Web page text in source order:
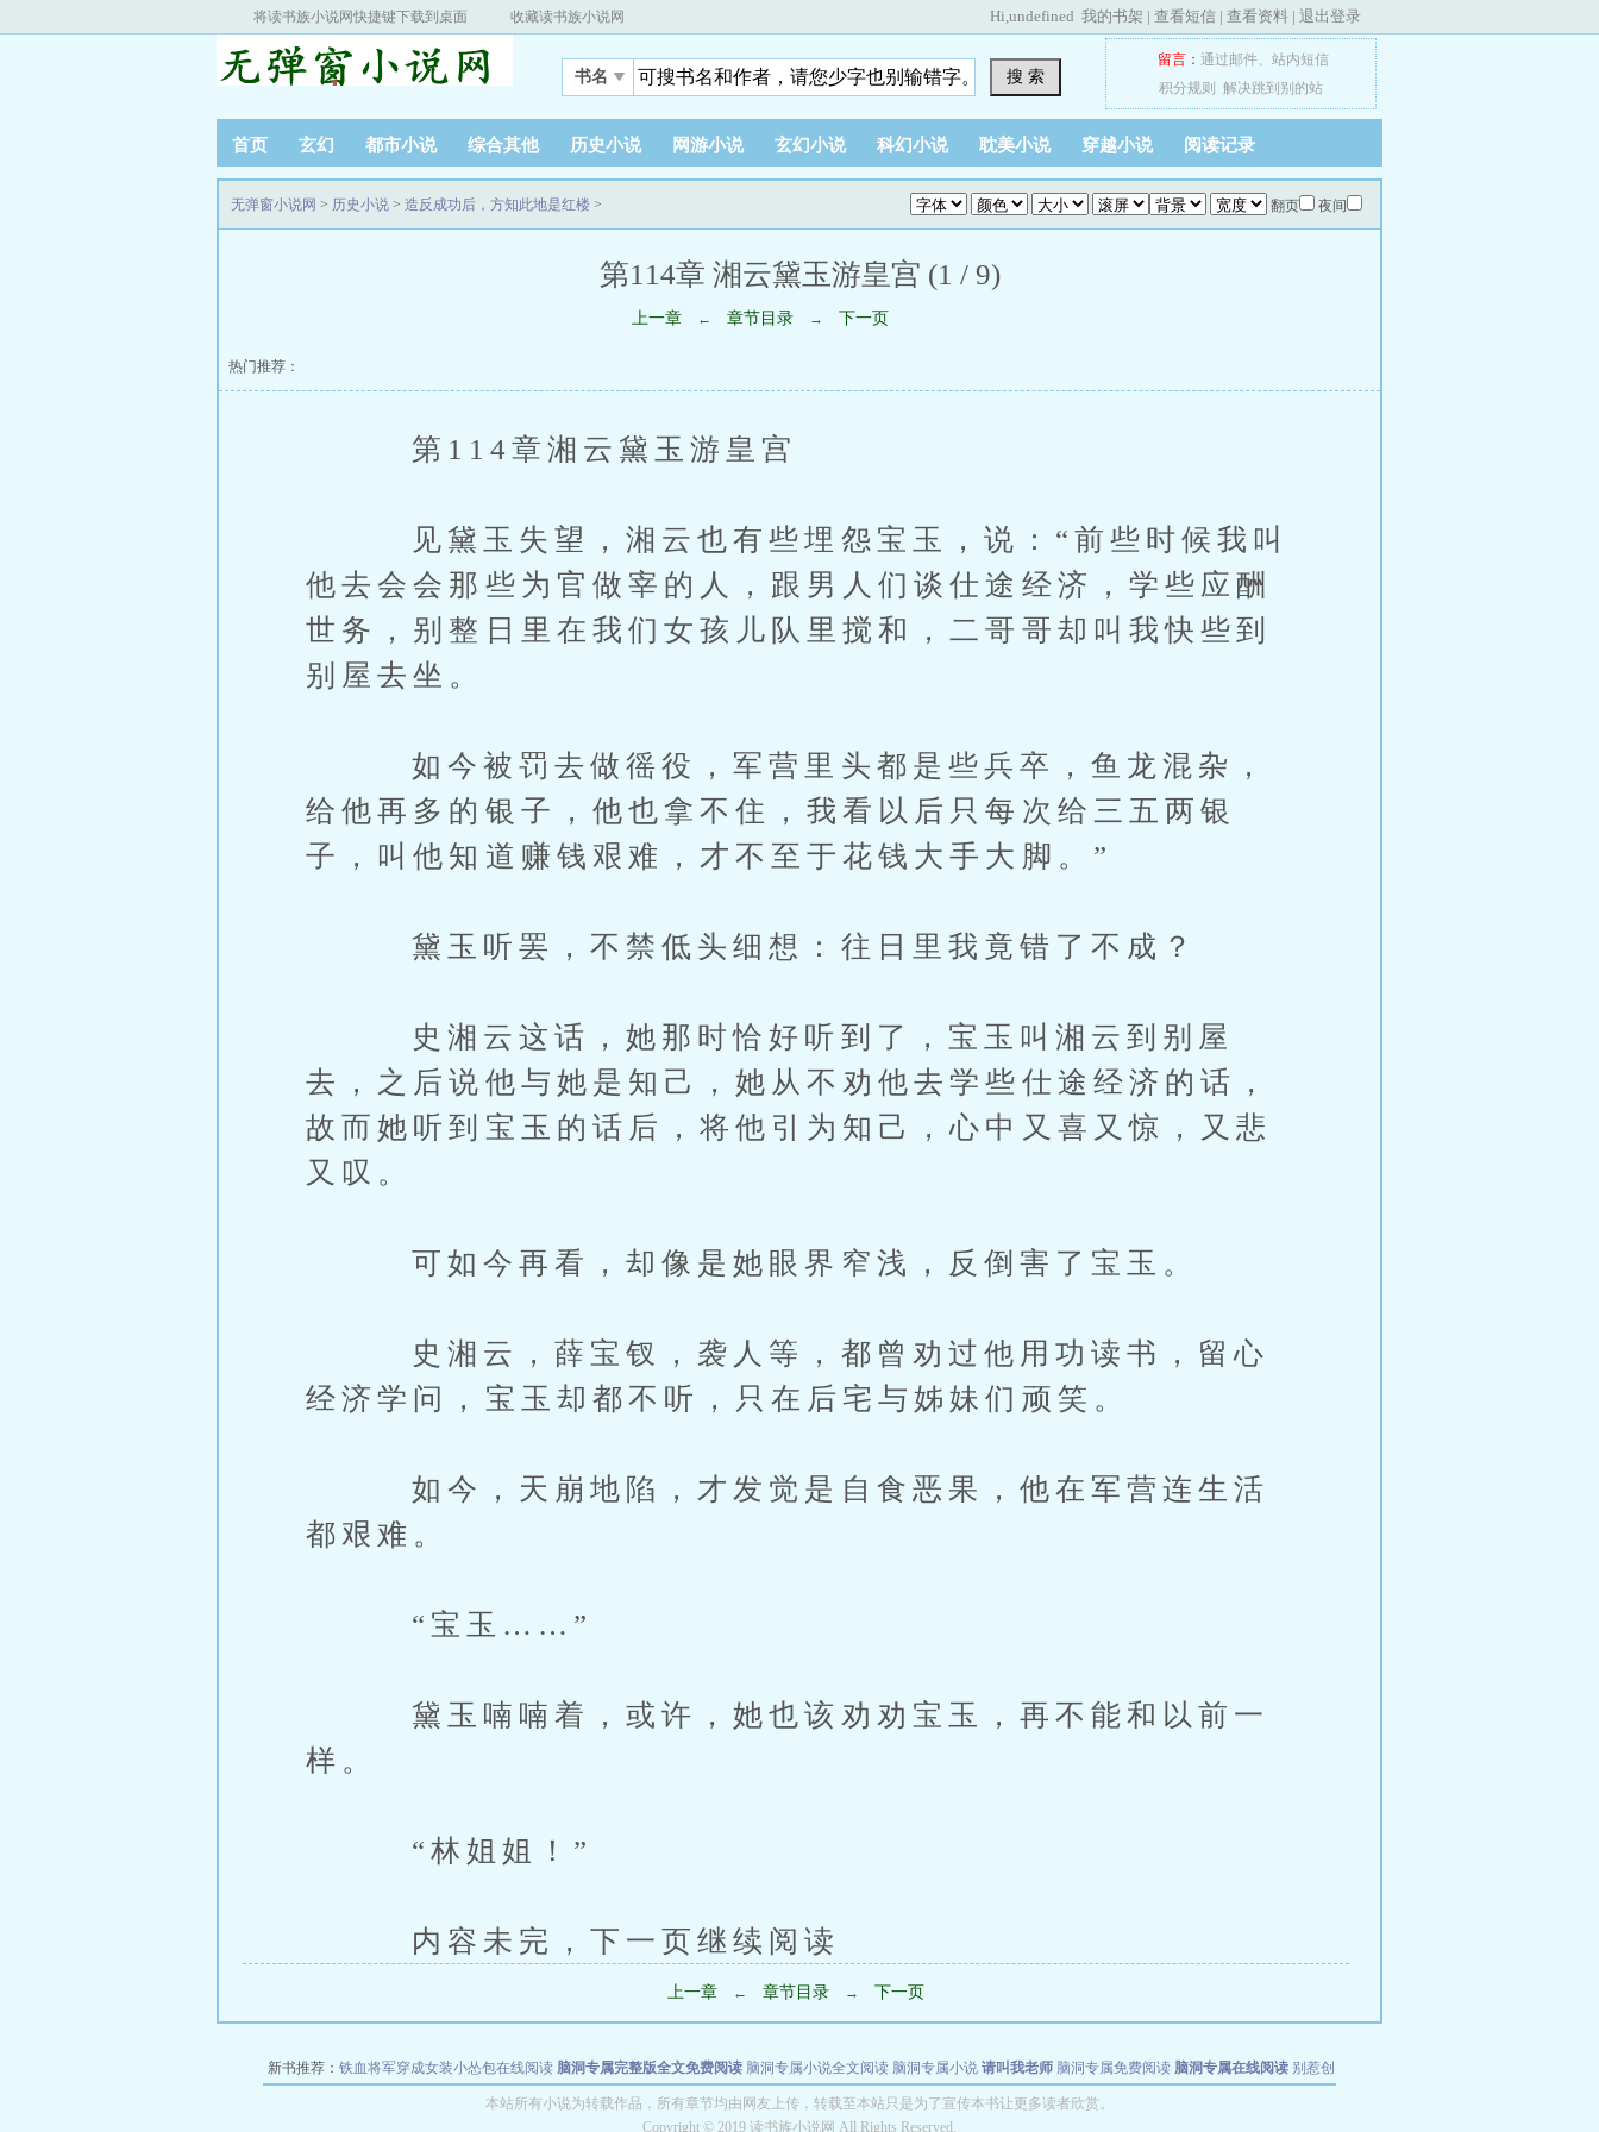
将读书族小说网快捷键下载到桌面 收藏读书族小说网 Hi,undefined 我的书架 | 查看短信 | 查看资料 | 退出登录
书名 搜 索
留言： 通过邮件、 站内短信
积分规则
解决跳到别的站
首页 玄幻 都市小说 综合其他 历史小说 网游小说 玄幻小说 科幻小说 耽美小说 穿越小说 阅读记录
翻页 夜间
无弹窗小说网 > 历史小说 > 造反成功后，方知此地是红楼 >
第114章 湘云黛玉游皇宫 (1 / 9)
上一章 ← 章节目录 → 下一页
热门推荐：
第114章湘云黛玉游皇宫
见黛玉失望，湘云也有些埋怨宝玉，说：“前些时候我叫
他去会会那些为官做宰的人，跟男人们谈仕途经济，学些应酬
世务，别整日里在我们女孩儿队里搅和，二哥哥却叫我快些到
别屋去坐。
如今被罚去做徭役，军营里头都是些兵卒，鱼龙混杂，
给他再多的银子，他也拿不住，我看以后只每次给三五两银
子，叫他知道赚钱艰难，才不至于花钱大手大脚。”
黛玉听罢，不禁低头细想：往日里我竟错了不成？
史湘云这话，她那时恰好听到了，宝玉叫湘云到别屋
去，之后说他与她是知己，她从不劝他去学些仕途经济的话，
故而她听到宝玉的话后，将他引为知己，心中又喜又惊，又悲
又叹。
可如今再看，却像是她眼界窄浅，反倒害了宝玉。
史湘云，薛宝钗，袭人等，都曾劝过他用功读书，留心
经济学问，宝玉却都不听，只在后宅与姊妹们顽笑。
如今，天崩地陷，才发觉是自食恶果，他在军营连生活
都艰难。
“宝玉……”
黛玉喃喃着，或许，她也该劝劝宝玉，再不能和以前一
样。
“林姐姐！”
内容未完，下一页继续阅读
上一章 ← 章节目录 → 下一页
新书推荐： 铁血将军穿成女装小怂包在线阅读 脑洞专属完整版全文免费阅读 脑洞专属小说全文阅读 脑洞专属小说 请叫我老师 脑洞专属免费阅读 脑洞专属在线阅读 别惹创
世者 穿书第一天就结婚小说全文阅读
本站所有小说为转载作品，所有章节均由网友上传，转载至本站只是为了宣传本书让更多读者欣赏。
Copyright © 2019 读书族小说网 All Rights Reserved.